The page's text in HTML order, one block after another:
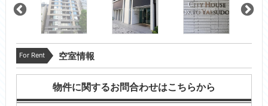
For Rent 空室情報
物件に関するお問合わせはこちらから